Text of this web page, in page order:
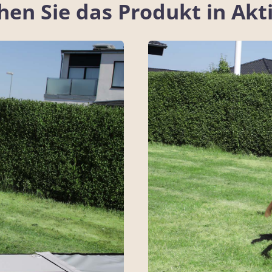
Sie das Produkt in